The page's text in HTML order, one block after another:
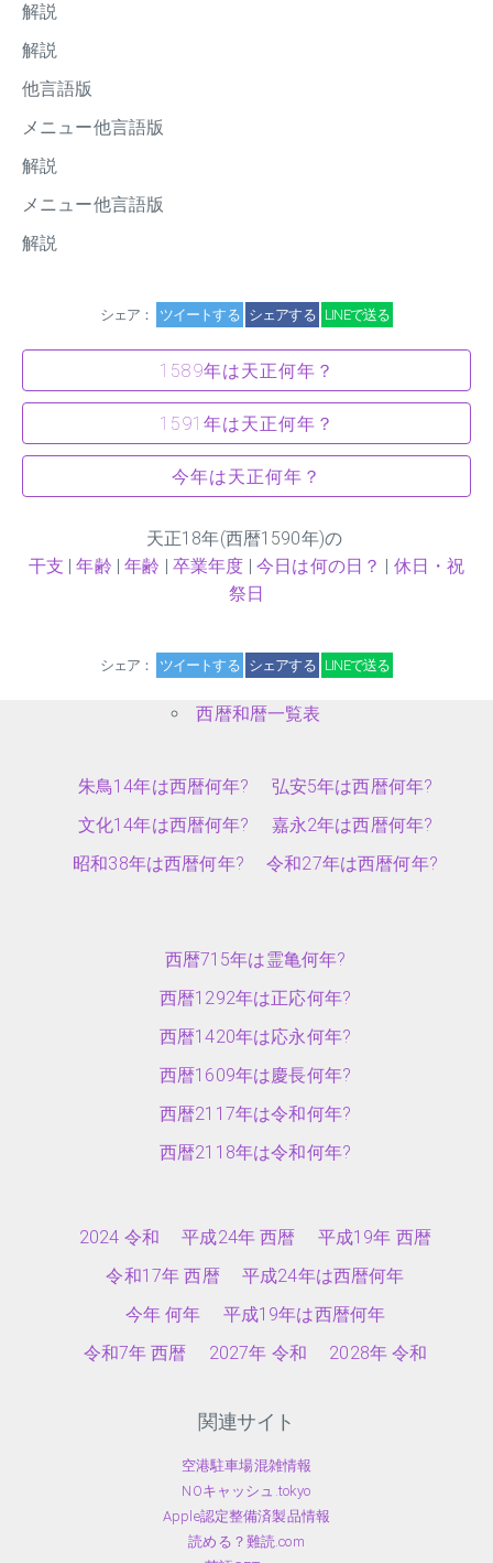
解説
解説
他言語版
メニュー他言語版
解説
メニュー他言語版
解説
シェア： ツイートする シェアする LINEで送る
1589年は天正何年？
1591年は天正何年？
今年は天正何年？
天正18年(西暦1590年)の
干支 |年齢 |年齢 |卒業年度 |今日は何の日？ | 休日・祝
祭日
シェア： ツイートする シェアする LINEで送る
西暦和暦一覧表
朱鳥14年は西暦何年?
弘安5年は西暦何年?
文化14年は西暦何年?
嘉永2年は西暦何年?
昭和38年は西暦何年?
令和27年は西暦何年?
西暦715年は霊亀何年?
西暦1292年は正応何年?
西暦1420年は応永何年?
西暦1609年は慶長何年?
西暦2117年は令和何年?
西暦2118年は令和何年?
2024 令和 平成24年 西暦
平成19年 西暦
令和17年 西暦
平成24年は西暦何年
今年 何年
平成19年は西暦何年
令和7年 西暦
2027年 令和 2028年 令和
関連サイト
空港駐車場混雑情報
NOキャッシュ.tokyo
Apple認定整備済製品情報
読める？難読.com